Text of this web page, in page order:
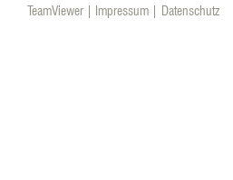
TeamViewer
Impressum Datenschutz